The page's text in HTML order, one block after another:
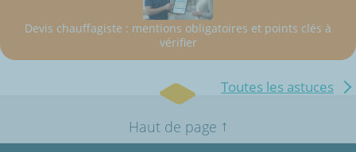
Devis chauffagiste : mentions obligatoires et points clés à
vérifier
Toutes les astuces
Haut de page ↑